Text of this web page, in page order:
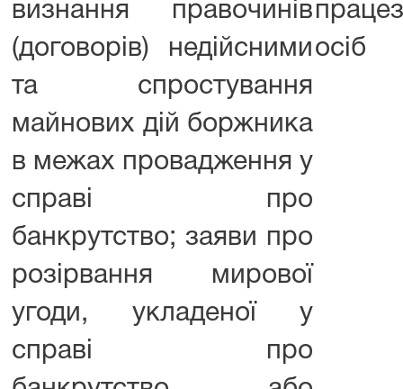
визнання правочинів
(договорів) недійсними
та спростування
майнових дій боржника
в межах провадження у
справі про
банкрутство; заяви про
розірвання мирової
угоди, укладеної у
справі про
осіб